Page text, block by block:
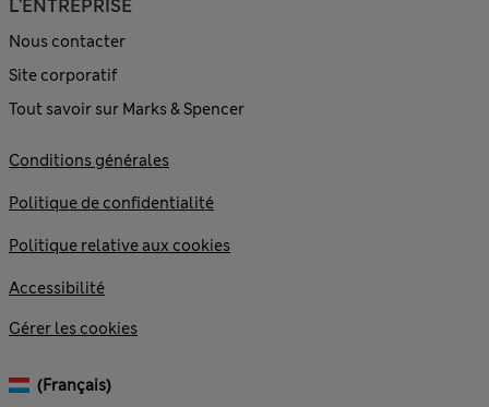
L'ENTREPRISE
Nous contacter
Site corporatif
Tout savoir sur Marks & Spencer
Conditions générales
Politique de confidentialité
Politique relative aux cookies
Accessibilité
Gérer les cookies
(français)